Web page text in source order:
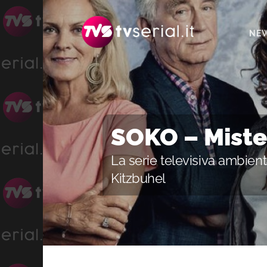
Passa
alla
navigazione
primaria
Passa
al
contenuto
principale
SOKO –
La serie televisiva
Kitzbuhel